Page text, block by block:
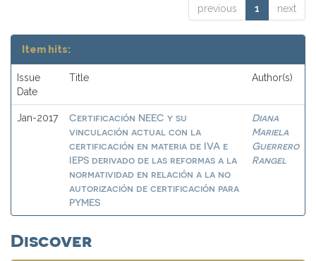
previous 1 next
Item hits:
Issue
Date
Title Author(s)
Jan-2017
Certificación NEEC y su
vinculación actual con la
certificación en materia de IVA e
IEPS derivado de las reformas a la
normatividad en relación a la no
autorización de certificación para
PYMES
Diana
Mariela
Guerrero
Rangel
Discover